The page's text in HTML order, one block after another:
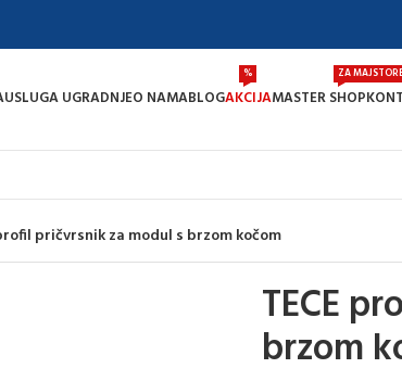
USLUGA UGRADNJEO NAMABLOGAKCIJA
%
MASTER SHOP
ZA
pričvrsnik za modul s brzom kočom
TECE
brzom